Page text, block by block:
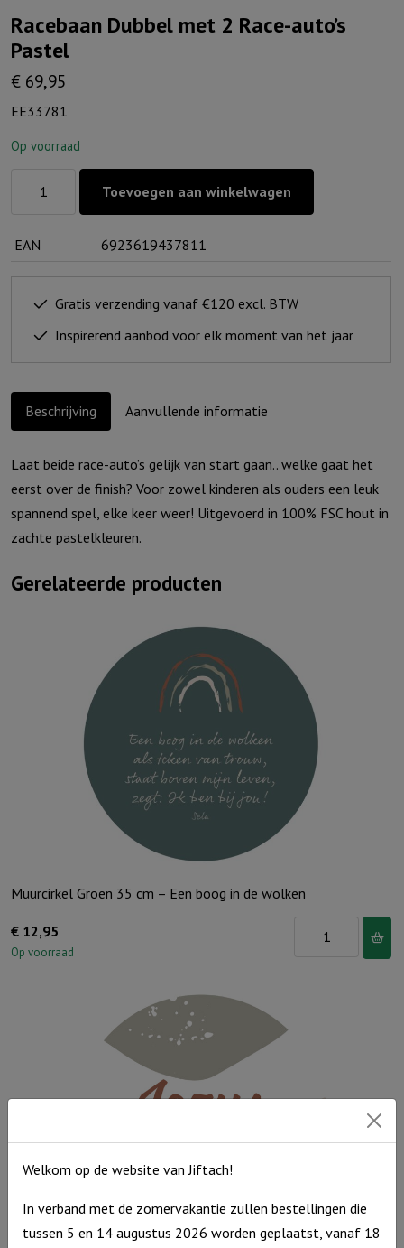
Racebaan Dubbel met 2 Race-auto’s
Pastel
€ 69,95
EE33781
Op voorraad
2
Race-
auto's
Toevoegen aan winkelwagen
EAN 6923619437811
Gratis verzending vanaf €120 excl. BTW
Inspirerend aanbod voor elk moment van het jaar
Beschrijving Aanvullende informatie
Laat beide race-auto’s gelijk van start gaan.. welke gaat het
eerst over de finish? Voor zowel kinderen als ouders een leuk
spannend spel, elke keer weer! Uitgevoerd in 100% FSC hout in
zachte pastelkleuren.
Gerelateerde producten
Muurcirkel Groen 35 cm – Een boog in de wolken
€ 12,95
Op voorraad
Muurcirkel
in
wolken
Welkom op de website van Jiftach!
In verband met de zomervakantie zullen bestellingen die
tussen 5 en 14 augustus 2026 worden geplaatst, vanaf 18